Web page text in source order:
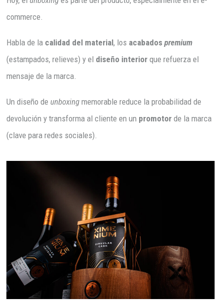
commerce.
Habla de la calidad del material, los acabadospremium
(estampados, relieves) y el diseño interior que refuerza el
mensaje de la marca.
Un diseño deunboxing memorable reduce la probabilidad de
devolución y transforma al cliente en un promotor de la marca
(clave para redes sociales).